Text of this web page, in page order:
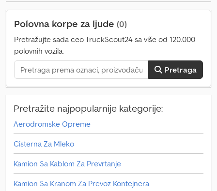
Polovna korpe za ljude (0)
Pretražujte sada ceo TruckScout24 sa više od 120.000
polovnih vozila.
Pretraga
Pretražite najpopularnije kategorije:
Aerodromske Opreme
Cisterna Za Mleko
Kamion Sa Kablom Za Prevrtanje
Kamion Sa Kranom Za Prevoz Kontejnera